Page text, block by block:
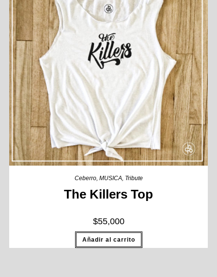
Ceberro, MUSICA, Tribute
The Killers Top
$55,000
Añadir al carrito